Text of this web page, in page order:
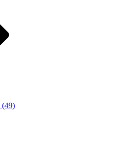
(49)